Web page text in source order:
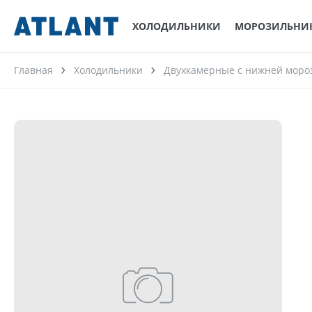
ХОЛОДИЛЬНИКИ
Главная Холодильники Двухкамерные с нижней